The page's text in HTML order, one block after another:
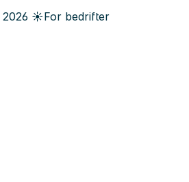
2026 ☀️For bedrifter